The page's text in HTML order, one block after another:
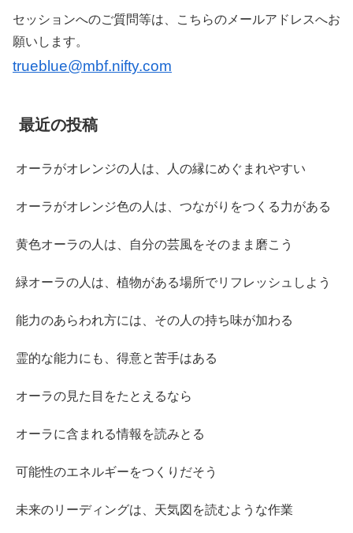
セッションへのご質問等は、こちらのメールアドレスへお
願いします。
trueblue@mbf.nifty.com
最近の投稿
オーラがオレンジの人は、人の縁にめぐまれやすい
オーラがオレンジ色の人は、つながりをつくる力がある
黄色オーラの人は、自分の芸風をそのまま磨こう
緑オーラの人は、植物がある場所でリフレッシュしよう
能力のあらわれ方には、その人の持ち味が加わる
霊的な能力にも、得意と苦手はある
オーラの見た目をたとえるなら
オーラに含まれる情報を読みとる
可能性のエネルギーをつくりだそう
未来のリーディングは、天気図を読むような作業